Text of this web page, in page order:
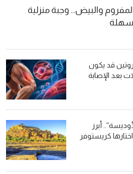
والبيض… وجبة منزلية
قد يكون
بعد الإصابة
أبرز
كريستوفر